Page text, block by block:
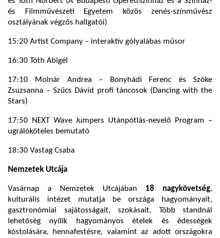
és Filmművészeti Egyetem közös zenés-színművész
osztályának végzős hallgatói)
15:20 Artist Company – interaktív gólyalábas műsor
16:30 Tóth Abigél
17:10 Molnár Andrea – Bonyhádi Ferenc és Szőke
Zsuzsanna – Szűcs Dávid profi táncosok (Dancing with the
Stars)
17:50 NEXT Wave Jumpers Utánpótlás-nevelő Program –
ugrálóköteles bemutató
18:30 Vastag Csaba
Nemzetek Utcája
Vasárnap a Nemzetek Utcájában 18 nagykövetség,
kulturális intézet mutatja be országa hagyományait,
gasztronómiai sajátosságait, szokásait. Több standnál
lehetőség nyílik hagyományos ételek és édességek
kóstolására, hennafestésre, valamint az adott országokra